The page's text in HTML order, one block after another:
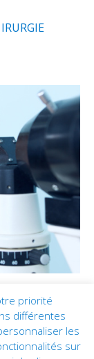
priorité
différentes
les
sur